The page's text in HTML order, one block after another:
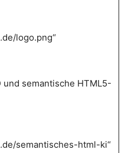
logo.png“
und semantische HTML5-
semantisches-html-ki“